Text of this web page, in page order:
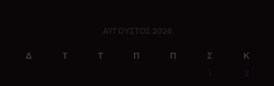
ΑΎΓΟΥΣΤΟΣ 2026
Δ Τ Τ Π Π Σ
Κ
1
2